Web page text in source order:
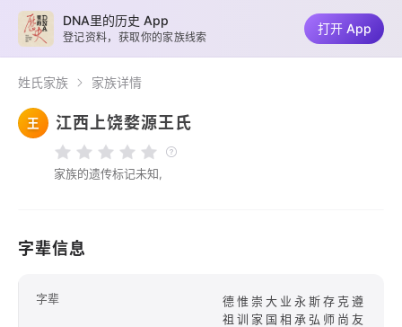
姓氏家族 家族详情
王 江西上饶婺源王氏
家族的遗传标记未知,
字辈信息
字辈
德惟崇大业永斯存克遵
祖训家国相承弘师尚友
DNA里的历史 App
登记资料，获取你的家族线索
打开 App